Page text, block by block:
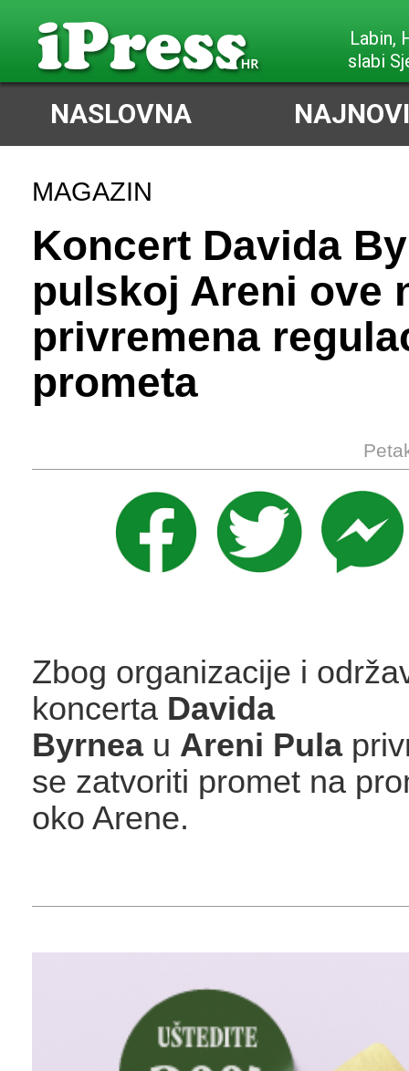
Labin,
slabi
NASLOVNA
MAGAZIN
Koncert Davida
pulskoj Areni ove
privremena
prometa
Zbog organizacije i
koncerta Davida
Byrneau Areni Pula
se zatvoriti promet na
oko Arene.